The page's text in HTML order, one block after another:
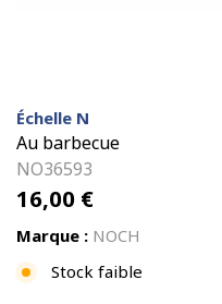
Échelle N
Au barbecue
NO36593
16,00 €
Marque : NOCH
Stock faible